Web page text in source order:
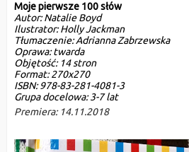
Moje pierwsze 100 słów
Autor: Natalie Boyd
Ilustrator: Holly Jackman
Tłumaczenie: Adrianna Zabrzewska
Oprawa: twarda
Objętość: 14 stron
Format: 270x270
ISBN: 978-83-281-4081-3
Grupa docelowa: 3-7 lat
Premiera: 14.11.2018